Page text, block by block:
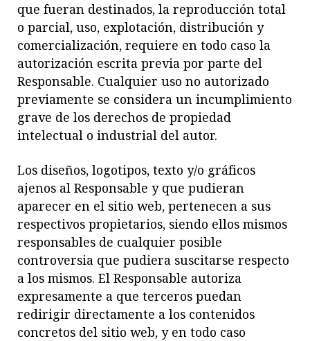
que fueran destinados, la reproducción total
o parcial, uso, explotación, distribución y
comercialización, requiere en todo caso la
autorización escrita previa por parte del
Responsable. Cualquier uso no autorizado
previamente se considera un incumplimiento
grave de los derechos de propiedad
intelectual o industrial del autor.
Los diseños, logotipos, texto y/o gráficos
ajenos al Responsable y que pudieran
aparecer en el sitio web, pertenecen a sus
respectivos propietarios, siendo ellos mismos
responsables de cualquier posible
controversia que pudiera suscitarse respecto
a los mismos. El Responsable autoriza
expresamente a que terceros puedan
redirigir directamente a los contenidos
concretos del sitio web, y en todo caso